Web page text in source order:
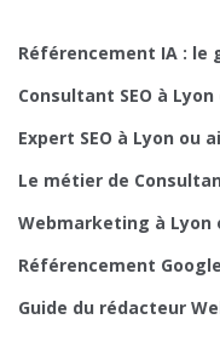
Référencement IA : le
Consultant SEO à
Expert SEO à Lyon ou
Le métier de
Webmarketing à Lyon
Référencement
Guide du rédacteur